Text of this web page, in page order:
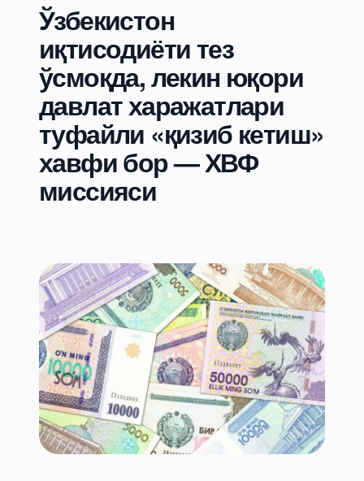
Ўзбекистон
иқтисодиёти тез
ўсмоқда, лекин юқори
давлат харажатлари
туфайли «қизиб кетиш»
хавфи бор — ХВФ
миссияси